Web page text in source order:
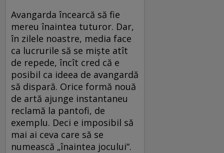
Avangarda încearcă să fie
mereu înaintea tuturor. Dar,
în zilele noastre, media face
ca lucrurile să se mişte atît
de repede, încît cred că e
posibil ca ideea de avangardă
să dispară. Orice formă nouă
de artă ajunge instantaneu
reclamă la pantofi, de
exemplu. Deci e imposibil să
mai ai ceva care să se
numească „înaintea jocului“.